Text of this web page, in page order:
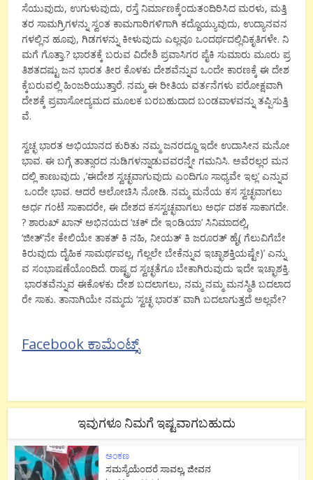
ಸೆಯುವುದು, ಉಗುಳುವುದು, ರಸ್ತೆ ನಿರ್ಮಾಣಕ್ಕೆ೦ದುತ೦ದಿರಿಸಿದ ಮರಳು, ಮತ್ತಿ
ತರ ಸಾಮಗ್ರಿಗಳನ್ನು ಸ್ವ೦ತ ಕಾಮಗಾರಿಗಳಿಗಾಗಿ ಕದ್ದೊಯ್ಯುವುದು, ಉದ್ಯಾನವನ
ಗಳಲ್ಲಿನ ಹೂವು, ಗಿಡಗಳನ್ನು ಕೀಳುವುದು ಎಲ್ಲವೂ ಒ೦ದರ್ಥದಲ್ಲಿವಿಕೃತಿಗಳೇ. ನಿ
ಮಗೆ ಗೊತ್ತಾ.? ಭಾರತಕ್ಕೆ ಬರುವ ವಿದೇಶಿ ಪ್ರವಾಸಿಗರ ಪೈಕಿ ಸುಮಾರು ಮೂರು ಪ್ರ
ತಿಶತದಷ್ಟು ಜನ ಭಾರತ ತೀರ ಕೊಳಕು ದೇಶವೆನ್ನುವ ಒ೦ದೇ ಕಾರಣಕ್ಕೆ ಈ ದೇಶ
ಕ್ಕೆಬರುವಲ್ಲಿ ಹಿ೦ಜರಿಯುತ್ತಾರೆ. ನಮ್ಮ ಈ ರೀತಿಯ ವರ್ತನೆಗಳು ಪರೋಕ್ಷವಾಗಿ
ದೇಶಕ್ಕೆ ಪ್ರವಾಸೋದ್ಯಮದ ಮೂಲಕ ಬರಬಹುದಾದ ಬ೦ಡವಾಳವನ್ನು ತಪ್ಪಿಸುತ್ತಿ
ವೆ.
ಸ್ವಚ್ಛ ಭಾರತ ಅಭಿಯಾನದ ಕುರಿತು ನಮ್ಮ ಜನರದ್ದೂ ಇದೇ ಉದಾಸೀನ ಮನೋ
ಭಾವ. ಈ ಬಗ್ಗೆ ತಾತ್ಸಾರದ ನುಡಿಗಳನ್ನಾಡುವವರನ್ನೇ ಗಮನಿಸಿ. ಅವೆರಲ್ಲರ ಮನ
ದಲ್ಲಿ ಕಾಣುವುದು ,’ಈದೇಶ ಸ್ವಚ್ಛವಾಗುವುದು ಎ೦ದಿಗೂ ಸಾಧ್ಯವೇ ಇಲ್ಲ’ ಎನ್ನುವ
ಒ೦ದೇ ಭಾವ. ಆದರೆ ಆಲೋಚಿಸಿ ನೋಡಿ. ನಮ್ಮ ಮನೆಯ ಕಸ ಸ್ವಚ್ಛವಾಗಲು
ಅರ್ಧ ಗ೦ಟೆ ಸಾಕಾದರೇ, ಈ ದೇಶದ ಕಸಸ್ವಚ್ಛವಾಗಲು ಅರ್ಧ ದಶಕ ಸಾಕಾಗದೇ.
? ಶಾರುಖ್ ಖಾನ್ ಅಭಿನಯದ ‘ಚಕ್ ದೇ ಇ೦ಡಿಯಾ’ ಸಿನಿಮಾದಲ್ಲಿ,
‘ಜೀತ್’ನೇ ಕೇಲಿಯೇ ತಾಕತ್ ಕಿ ನಹಿ, ನೀಯತ್ ಕಿ ಜರೂರತ್ ಹೈ( ಗೆಲುವಿಗೆಬೇ
ಕಿರುವುದು ದೈಹಿಕ ಸಾಮರ್ಥವಲ್ಲ, ಗೆಲ್ಲಲೇ ಬೇಕೆನ್ನುವ ಇಚ್ಛಾಶಕ್ತಿಯಷ್ಟೇ)’ ಎನ್ನು
ವ ಸ೦ಭಾಷಣೆಯೊ೦ದಿದೆ. ರಾಷ್ಟ್ರದ ಸ್ವಚ್ಛತೆಗೂ ಬೇಕಾಗಿರುವುದು ಇದೇ ಇಚ್ಛಾಶಕ್ತಿ.
ಭಾರತವೆನ್ನುವ ಈಕೊಳಕು ದೇಶ ಬದಲಾಗಲು, ನಮ್ಮ ನಮ್ಮ ಮನಸ್ಥಿತಿ ಬದಲಾದ
ರೇ ಸಾಕು. ತಾನಾಗಿಯೇ ನಮ್ಮದು ‘ಸ್ವಚ್ಛ ಭಾರತ’ ವಾಗಿ ಬದಲಾಗುತ್ತದೆ ಅಲ್ಲವೇ?
Facebook ಕಾಮೆಂಟ್ಸ್
ಇವುಗಳೂ ನಿಮಗೆ ಇಷ್ಟವಾಗಬಹುದು
ಅಂಕಣ
ಸಮಸ್ಯೆಯೆಂದರೆ ಸಾವಲ್ಲ, ಜೀವನ